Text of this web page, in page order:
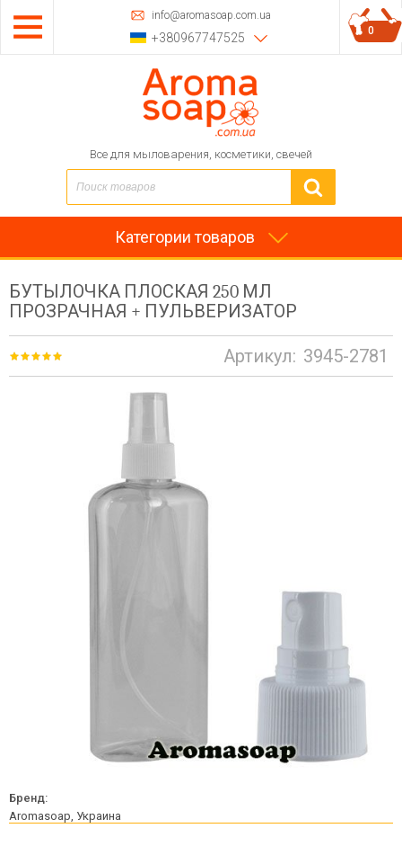
info@aromasoap.com.ua
+380967747525
Все для мыловарения, косметики, свечей
0
Категории товаров
БУТЫЛОЧКА ПЛОСКАЯ 250 МЛ
ПРОЗРАЧНАЯ + ПУЛЬВЕРИЗАТОР
Артикул: 3945-2781
Бренд:
Aromasoap, Украина